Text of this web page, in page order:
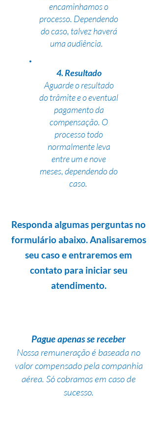
encaminhamos o
processo. Dependendo
do caso, talvez haverá
uma audiência.
4. Resultado
Aguarde o resultado
do trâmite e o eventual
pagamento da
compensação. O
processo todo
normalmente leva
entre um e nove
meses, dependendo do
caso.
Responda algumas perguntas no
formulário abaixo. Analisaremos
seu caso e entraremos em
contato para iniciar seu
atendimento.
Pague apenas se receber
Nossa remuneração é baseada no
valor compensado pela companhia
aérea. Só cobramos em caso de
sucesso.